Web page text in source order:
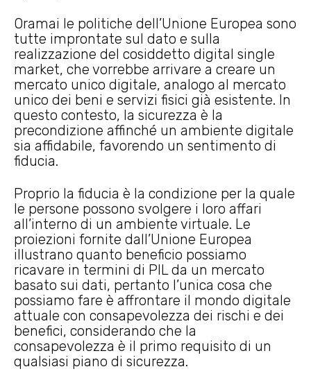
Oramai le politiche dell’Unione Europea sono
tutte improntate sul dato e sulla
realizzazione del cosiddetto digital single
market, che vorrebbe arrivare a creare un
mercato unico digitale, analogo al mercato
unico dei beni e servizi fisici già esistente. In
questo contesto, la sicurezza è la
precondizione affinché un ambiente digitale
sia affidabile, favorendo un sentimento di
fiducia.
Proprio la fiducia è la condizione per la quale
le persone possono svolgere i loro affari
all’interno di un ambiente virtuale. Le
proiezioni fornite dall’Unione Europea
illustrano quanto beneficio possiamo
ricavare in termini di PIL da un mercato
basato sui dati, pertanto l’unica cosa che
possiamo fare è affrontare il mondo digitale
attuale con consapevolezza dei rischi e dei
benefici, considerando che la
consapevolezza è il primo requisito di un
qualsiasi piano di sicurezza.